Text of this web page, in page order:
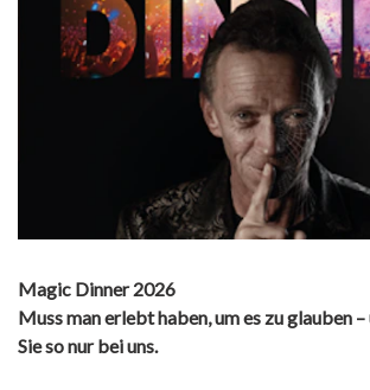
Magic Dinner 2026
Muss man erlebt haben, um es zu glauben
Sie so nur bei uns.